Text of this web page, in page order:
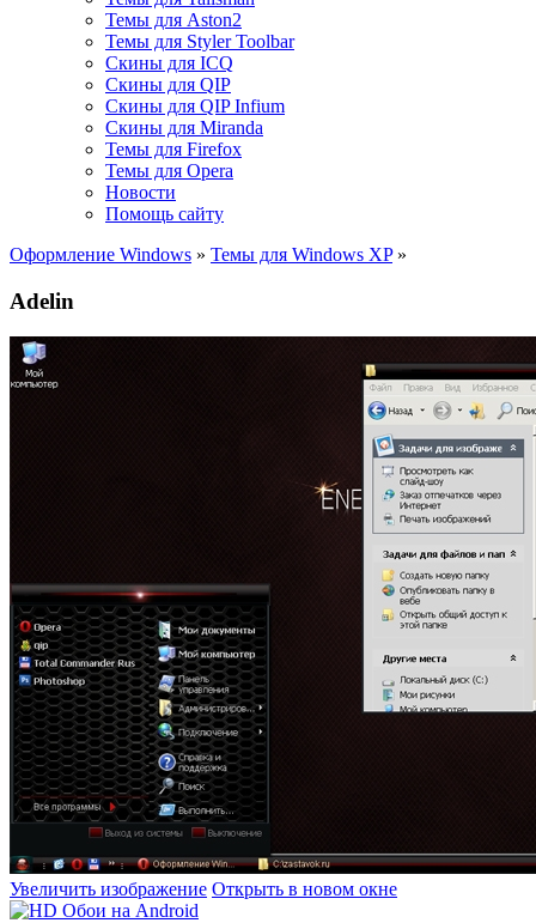
Темы для Aston2
Темы для Styler Toolbar
Скины для ICQ
Скины для QIP
Скины для QIP Infium
Скины для Miranda
Темы для Firefox
Темы для Opera
Новости
Помощь сайту
Оформление Windows » Темы для Windows XP»
Adelin
Увеличить изображение Открыть в новом окне